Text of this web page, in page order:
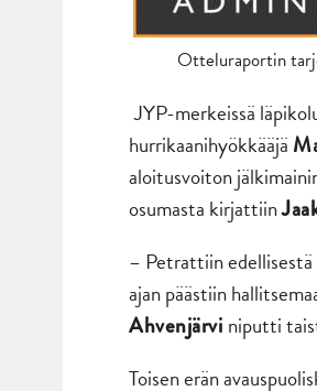
Otteluraportin
JYP-merkeissä
hurrikaanihyökkääjä
aloitusvoiton
osumasta kirjattiin
– Petrattiin edellisestä
ajan päästiin
Ahvenjärvi niputti
Toisen erän